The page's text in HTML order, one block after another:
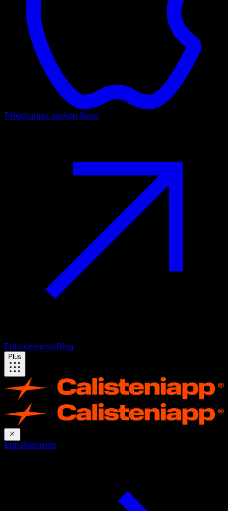
Téléchargez surApp Store
EntraînementsBlog
Plus
Entraînements